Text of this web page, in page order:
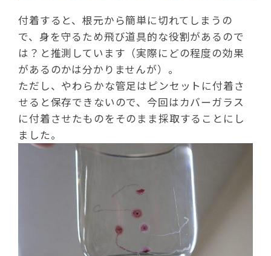
付着すると、根元から簡単に切れてしまうの
で、身を守るため飛び道具的な役割があるので
は？と推測しています（実際にどの程度の効果
があるのかは分かりませんが）。
ただし、やわらかな管足はピンセットに付着さ
せると保存できないので、今回はカバーガラス
に付着させたものをそのまま採取することにし
ました。